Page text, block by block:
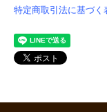
特定商取引法に基づく